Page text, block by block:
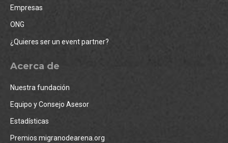
Empresas
ONG
¿Quieres ser un event partner?
Acerca de
Nuestra fundación
Equipo y Consejo Asesor
Estadísticas
Premios migranodearena.org